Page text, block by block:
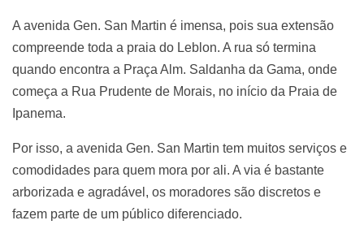
A avenida Gen. San Martin é imensa, pois sua extensão
compreende toda a praia do Leblon. A rua só termina
quando encontra a Praça Alm. Saldanha da Gama, onde
começa a Rua Prudente de Morais, no início da Praia de
Ipanema.
Por isso, a avenida Gen. San Martin tem muitos serviços e
comodidades para quem mora por ali. A via é bastante
arborizada e agradável, os moradores são discretos e
fazem parte de um público diferenciado.